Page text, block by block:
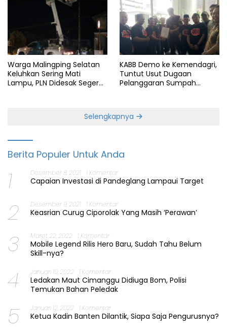
Warga Malingping Selatan
Keluhkan Sering Mati
Lampu, PLN Didesak Segera
KABB Demo ke Kemendagri,
Tuntut Usut Dugaan
Pelanggaran Sumpah
Selengkapnya
Berita Populer Untuk Anda
1 Desember 8, 2021 1 Komentar
Capaian Investasi di Pandeglang Lampaui Target
2 Desember 9, 2021 1 Komentar
Keasrian Curug Ciporolak Yang Masih ‘Perawan’
3 Maret 22, 2022 1 Komentar
Mobile Legend Rilis Hero Baru, Sudah Tahu Belum
Skill-nya?
4 Januari 10, 2022 1 Komentar
Ledakan Maut Cimanggu Didiuga Bom, Polisi
Temukan Bahan Peledak
5 Januari 12, 2022 1 Komentar
Ketua Kadin Banten Dilantik, Siapa Saja Pengurusnya?